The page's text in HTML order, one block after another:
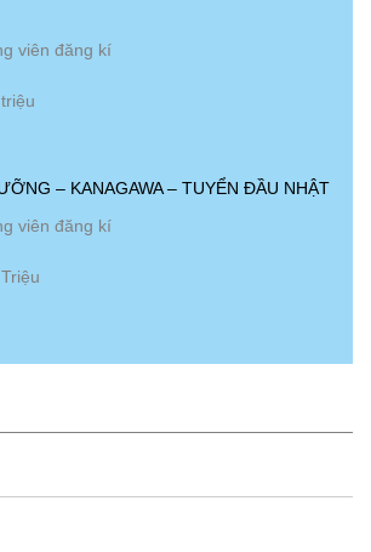
viên đăng kí
– KANAGAWA – TUYỂN ĐẦU NHẬT
viên đăng kí